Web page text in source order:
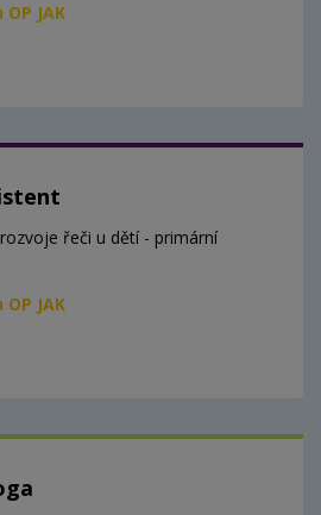
JAK
řeči u dětí - primární
JAK